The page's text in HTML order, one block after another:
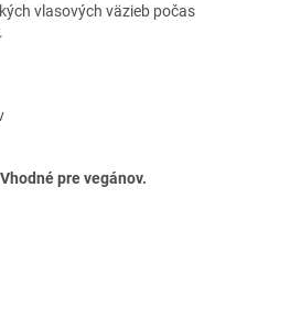
vlasových väzieb počas
pre vegánov.